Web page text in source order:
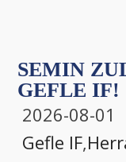
SEMIN
GEFLE IF!
2026-08-01
Gefle IF,